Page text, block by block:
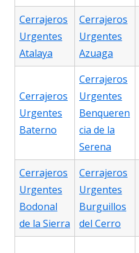
Cerrajeros
Urgentes
Atalaya
Cerrajeros
Urgentes
Azuaga
Cerrajeros
Urgentes
Baterno
Cerrajeros
Urgentes
Benqueren
cia de la
Serena
Cerrajeros
Urgentes
Bodonal
de la Sierra
Cerrajeros
Urgentes
Burguillos
del Cerro